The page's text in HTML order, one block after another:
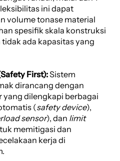
ini dapat
volume tonase material
spesifik skala konstruksi
ada kapasitas yang
First):Sistem
dirancang dengan
dilengkapi berbagai
(safety device),
sensor), dan limit
memitigasi dan
kerja di